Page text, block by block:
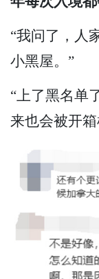
“我问了，人
小黑屋。”
“上了黑名单
来也会被开